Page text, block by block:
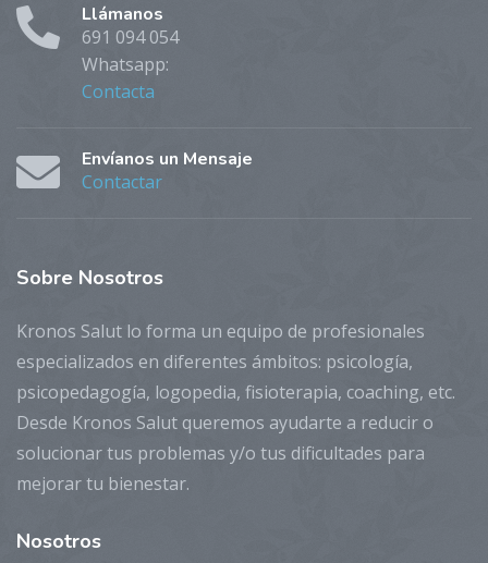
Llámanos
691 094 054
Whatsapp:
Contacta
Envíanos un Mensaje
Contactar
Sobre Nosotros
Kronos Salut lo forma un equipo de profesionales
especializados en diferentes ámbitos: psicología,
psicopedagogía, logopedia, fisioterapia, coaching, etc.
Desde Kronos Salut queremos ayudarte a reducir o
solucionar tus problemas y/o tus dificultades para
mejorar tu bienestar.
Nosotros